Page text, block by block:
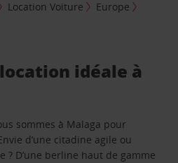
Location Voiture
Europe
idéale à
sommes à Malaga pour
d’une citadine agile ou
? D’une berline haut de gamme